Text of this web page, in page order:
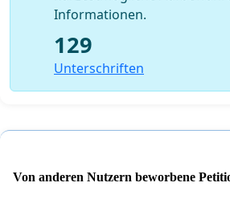
Informationen.
129
Unterschriften
Von anderen Nutzern beworbene